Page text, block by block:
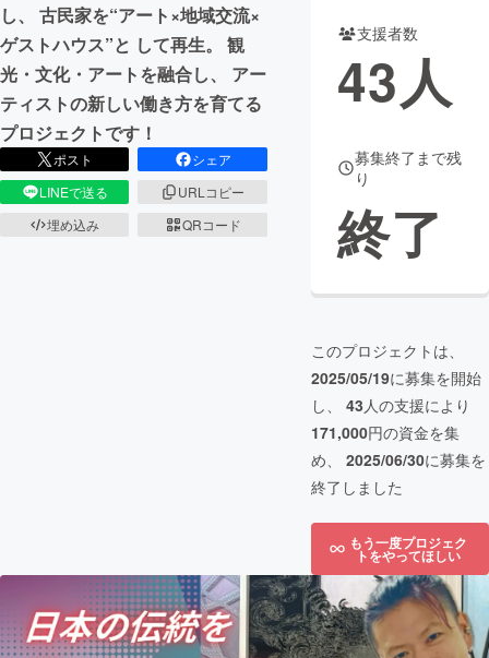
し、 古民家を“アート×地域交流×
ゲストハウス”と して再生。 観
光・文化・アートを融合し、 アー
ティストの新しい働き方を育てる
プロジェクトです！
ポスト
シェア
LINEで送る
URLコピー
埋め込み
QRコード
支援者数
43人
募集終了まで残
り
終了
このプロジェクトは、
2025/05/19に募集を開始
し、 43人の支援により
171,000円の資金を集
め、 2025/06/30に募集を
終了しました
もう一度プロジェク
トをやってほしい